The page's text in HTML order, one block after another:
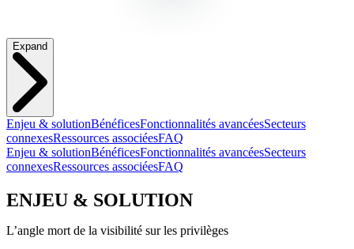
Expand
Enjeu & solutionBénéficesFonctionnalités avancéesSecteurs
connexesRessources associéesFAQ
Enjeu & solutionBénéficesFonctionnalités avancéesSecteurs
connexesRessources associéesFAQ
ENJEU & SOLUTION
L’angle mort de la visibilité sur les privilèges